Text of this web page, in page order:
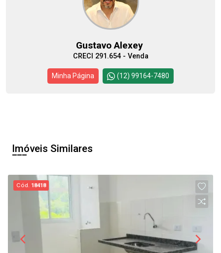
Gustavo Alexey
CRECI 291.654 - Venda
Minha Página (12) 99164-7480
Imóveis Similares
Cód. 18418